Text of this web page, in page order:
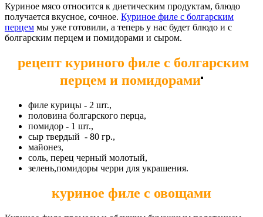
Куриное мясо относится к диетическим продуктам, блюдо
получается вкусное, сочное. Куриное филе с болгарским
перцем мы уже готовили, а теперь у нас будет блюдо и с
болгарским перцем и помидорами и сыром.
рецепт куриного филе с болгарским
перцем и помидорами
филе курицы - 2 шт.,
половина болгарского перца,
помидор - 1 шт.,
сыр твердый - 80 гр.,
майонез,
соль, перец черный молотый,
зелень,помидоры черри для украшения.
куриное филе с овощами